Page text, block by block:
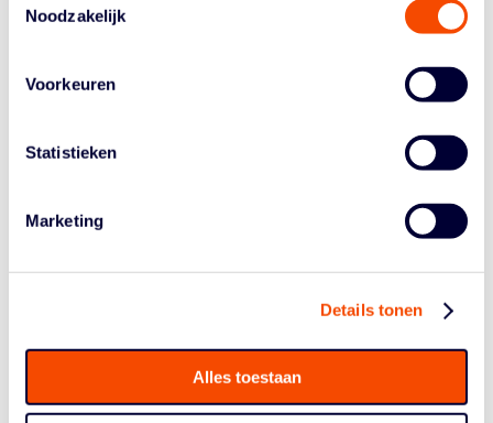
Noodzakelijk
Voorkeuren
Statistieken
Marketing
Details tonen
Alles toestaan
Lees meer